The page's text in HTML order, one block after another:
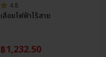
4.8
เลื่อยไฟฟ้าไร้สาย
฿1,232.50